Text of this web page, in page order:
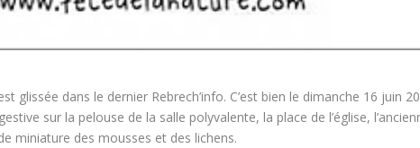
glissée dans le dernier Rebrech’info. C’est bien le dimanche 16 juin
sur la pelouse de la salle polyvalente, la place de l’église,
miniature des mousses et des lichens.